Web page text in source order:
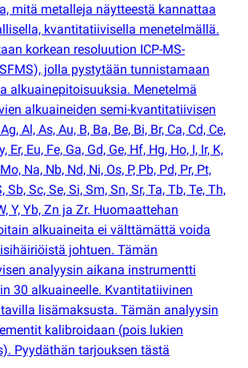
mitä metalleja näytteestä kannattaa
kvantitatiivisella menetelmällä.
korkean resoluution ICP-MS-
SFMS), jolla pystytään tunnistamaan
alkuainepitoisuuksia. Menetelmä
alkuaineiden semi-kvantitatiivisen
Al, As, Au, B, Ba, Be, Bi, Br, Ca, Cd, Ce,
Er, Eu, Fe, Ga, Gd, Ge, Hf, Hg, Ho, I, Ir, K,
Na, Nb, Nd, Ni, Os, P, Pb, Pd, Pr, Pt,
Sb, Sc, Se, Si, Sm, Sn, Sr, Ta, Tb, Te, Th,
Y, Yb, Zn ja Zr. Huomaattehan
alkuaineita ei välttämättä voida
johtuen. Tämän
analyysin aikana instrumentti
30 alkuaineelle. Kvantitatiivinen
lisämaksusta. Tämän analyysin
kalibroidaan (pois lukien
Pyydäthän tarjouksen tästä